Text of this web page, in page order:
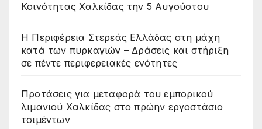
Κοινότητας Χαλκίδας την 5 Αυγούστου
Η Περιφέρεια Στερεάς Ελλάδας στη μάχη
κατά των πυρκαγιών – Δράσεις και στήριξη
σε πέντε περιφερειακές ενότητες
Προτάσεις για μεταφορά του εμπορικού
λιμανιού Χαλκίδας στο πρώην εργοστάσιο
τσιμέντων